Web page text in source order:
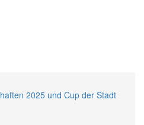
2025 und Cup der Stadt